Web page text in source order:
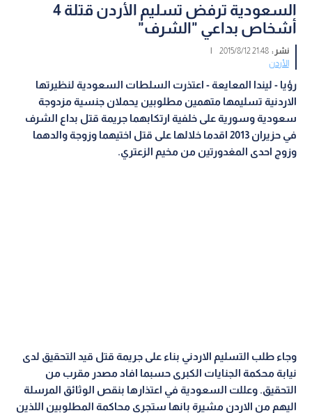
السعودية ترفض تسليم الأردن قتلة 4
أشخاص بداعي "الشرف"
نشر :21:48 2015/8/12
|
الأردن
رؤيا - ليندا المعايعة - اعتذرت السلطات السعودية لنظيرتها
الاردنية تسليمها متهمين مطلوبين يحملان جنسية مزدوجة
سعودية وسورية على خلفية ارتكابهما جريمة قتل بداع الشرف
في حزيران 2013 اقدما خلالها على قتل اختيهما وزوجة والدهما
وزوج احدى المغدورتين من مخيم الزعتري.
وجاء طلب التسليم الاردني بناء على جريمة قتل قيد التحقيق لدى
نيابة محكمة الجنايات الكبرى حسبما افاد مصدر مقرب من
التحقيق. وعللت السعودية في اعتذارها بنقص الوثائق المرسلة
اليهم من الاردن مشيرة بانها ستجري محاكمة المطلوبين اللذين